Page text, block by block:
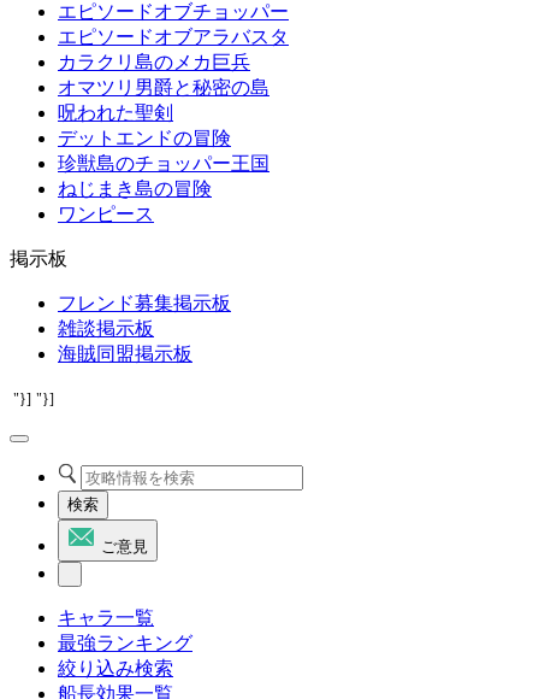
エピソードオブチョッパー
エピソードオブアラバスタ
カラクリ島のメカ巨兵
オマツリ男爵と秘密の島
呪われた聖剣
デットエンドの冒険
珍獣島のチョッパー王国
ねじまき島の冒険
ワンピース
掲示板
フレンド募集掲示板
雑談掲示板
海賊同盟掲示板
"}] "}]
検索
ご意見
キャラ一覧
最強ランキング
絞り込み検索
船長効果一覧